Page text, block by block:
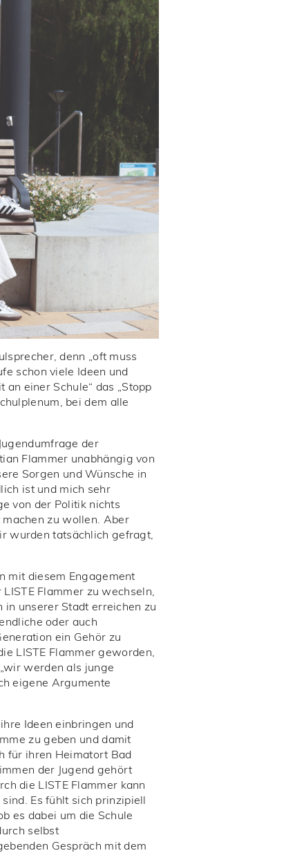
denn „oft muss
schon viele Ideen und
einer Schule“ das „Stopp
bei dem alle
der
Flammer unabhängig von
Sorgen und Wünsche in
ist und mich sehr
von der Politik nichts
zu wollen. Aber
wurden tatsächlich gefragt,
mit diesem Engagement
Flammer zu wechseln,
in unserer Stadt erreichen zu
oder auch
ein Gehör zu
LISTE Flammer geworden,
werden als junge
eigene Argumente
Ideen einbringen und
zu geben und damit
für ihren Heimatort Bad
der Jugend gehört
die LISTE Flammer kann
Es fühlt sich prinzipiell
es dabei um die Schule
selbst
Gespräch mit dem